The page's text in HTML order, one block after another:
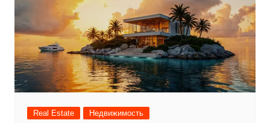
Real Estate Недвижимость